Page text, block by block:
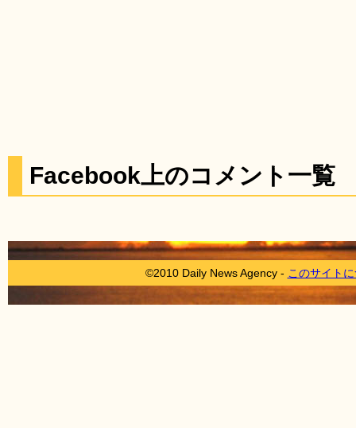
Facebook上のコメント一覧
©2010 Daily News Agency - このサイト